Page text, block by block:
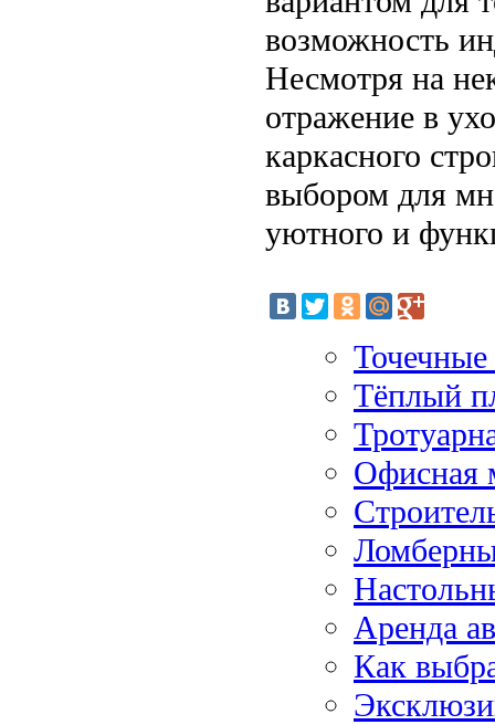
возможность
Несмотря на
отражение в
каркасного
выбором для
уютного и
Точечные
Тёплый
Офисная
Аренда
Как